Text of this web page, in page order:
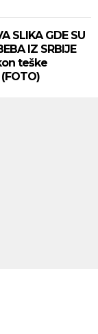
SLIKA GDE SU
IZ SRBIJE
teške